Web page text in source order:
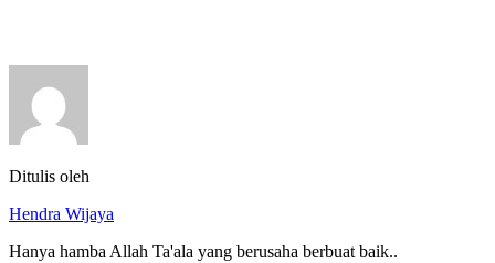
Ditulis oleh
Hendra Wijaya
Hanya hamba Allah Ta'ala yang berusaha berbuat baik..